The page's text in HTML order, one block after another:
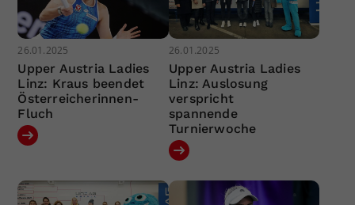
26.01.2025
Upper Austria Ladies
Linz: Kraus beendet
Österreicherinnen-
Fluch
26.01.2025
Upper Austria Ladies
Linz: Auslosung
verspricht
spannende
Turnierwoche